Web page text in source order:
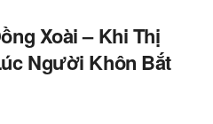
Xoài – Khi Thị
Người Khôn Bắt